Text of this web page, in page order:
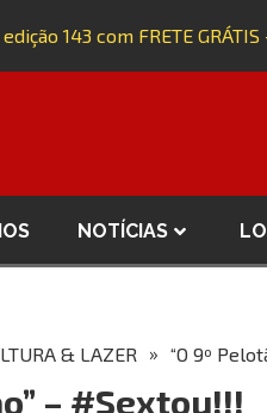
143 com FRETE GRÁTIS -
NOTÍCIAS
& LAZER » “O 9º
– #Sextou!!!